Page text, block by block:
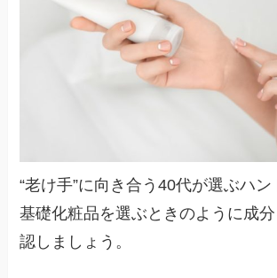
“老け手”に向き合う40代が選ぶハ
基礎化粧品を選ぶときのように成
認しましょう。